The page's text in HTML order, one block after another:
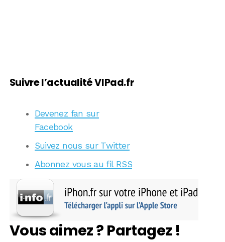
Suivre l’actualité VIPad.fr
Devenez fan sur
Facebook
Suivez nous sur Twitter
Abonnez vous au fil RSS
Vous aimez ? Partagez !